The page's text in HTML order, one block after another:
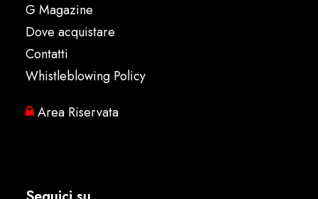
G Magazine
Dove acquistare
Contatti
Whistleblowing Policy
Area Riservata